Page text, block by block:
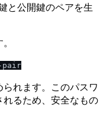
と公開鍵のペアを生
れます。このパスワ
るため、安全なもの